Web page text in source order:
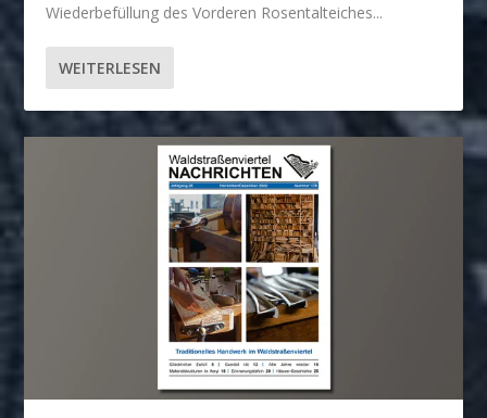
Wiederbefüllung des Vorderen Rosentalteiches...
WEITERLESEN